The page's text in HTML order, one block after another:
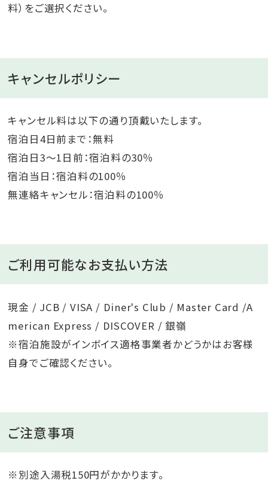
料）をご選択ください。
キャンセルポリシー
キャンセル料は以下の通り頂戴いたします。
宿泊日4日前まで：無料
宿泊日3～1日前：宿泊料の30％
宿泊当日：宿泊料の100％
無連絡キャンセル：宿泊料の100％
ご利用可能なお支払い方法
現金 / JCB / VISA / Diner's Club / Master Card /A
merican Express / DISCOVER / 銀嶺
※宿泊施設がインボイス適格事業者かどうかはお客様
自身でご確認ください。
ご注意事項
※別途入湯税150円がかかります。